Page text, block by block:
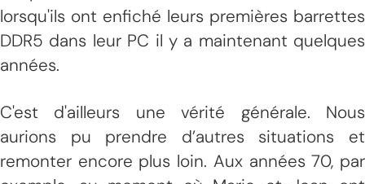
lorsqu'ils ont enfiché leurs premières barrettes
DDR5 dans leur PC il y a maintenant quelques
années.
C'est d'ailleurs une vérité générale. Nous
aurions pu prendre d’autres situations et
remonter encore plus loin. Aux années 70, par